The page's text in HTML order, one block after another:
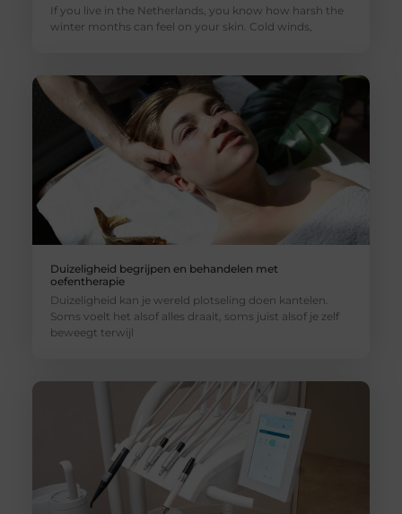
If you live in the Netherlands, you know how harsh the
winter months can feel on your skin. Cold winds,
Duizeligheid begrijpen en behandelen met
oefentherapie
Duizeligheid kan je wereld plotseling doen kantelen.
Soms voelt het alsof alles draait, soms juist alsof je zelf
beweegt terwijl